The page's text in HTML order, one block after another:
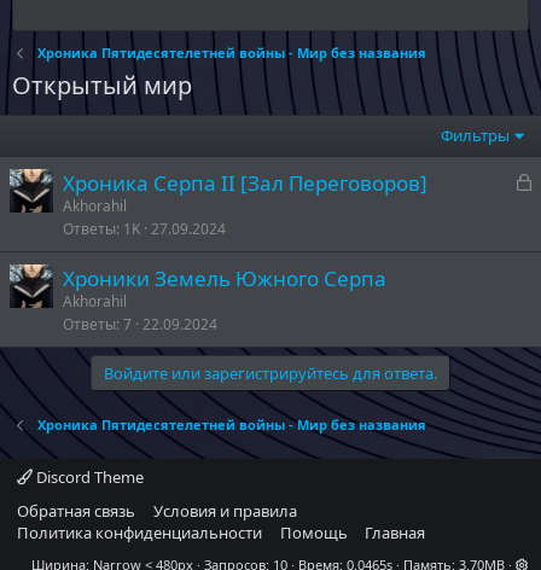
Хроника Пятидесятелетней войны - Мир без названия
Открытый мир
Фильтры
З
Хроника Серпа II [Зал Переговоров]
Akhorahil
Ответы 1K 27.09.2024
Хроники Земель Южного Серпа
Akhorahil
Ответы 7 22.09.2024
Войдите или зарегистрируйтесь для ответа.
Хроника Пятидесятелетней войны - Мир без названия
Discord Theme
Обратная связь
Условия и правила
Политика конфиденциальности
Помощь Главная
Ширина Запросов 10 Время 0.0465s Память 3.70MB